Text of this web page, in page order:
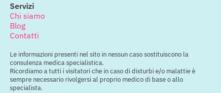
Servizi
Chi siamo
Blog
Contatti
Le informazioni presenti nel sito in nessun caso sostituiscono la
consulenza medica specialistica.
Ricordiamo a tutti i visitatori che in caso di disturbi e/o malattie è
sempre necessario rivolgersi al proprio medico di base o allo
specialista.